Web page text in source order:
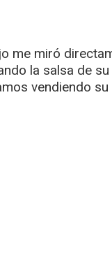
me miró
la salsa de
vendiendo